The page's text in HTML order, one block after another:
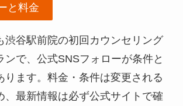
と料金
渋谷駅前院の初回カウンセリング
ンで、公式SNSフォローが条件と
ります。料金・条件は変更される
、最新情報は必ず公式サイトで確